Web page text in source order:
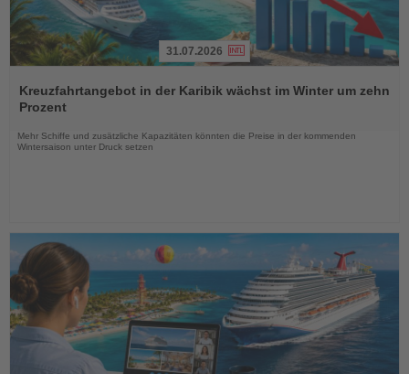
Sie
die
31.07.2026
Kreuzfahrtangebot in der Karibik wächst im Winter um zehn
Prozent
Mehr Schiffe und zusätzliche Kapazitäten könnten die Preise in der kommenden
Wintersaison unter Druck setzen